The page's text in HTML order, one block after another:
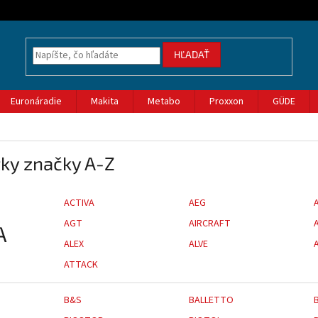
HĽADAŤ
Euronáradie Makita Metabo Proxxon GÜDE
značky A-Z
ACTIVA AEG
AGT
AIRCRAFT
ALEX
ALVE
ATTACK
B&S BALLETTO